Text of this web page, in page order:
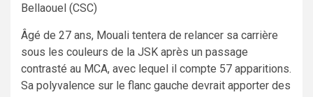
Bellaouel (CSC)
Âgé de 27 ans, Mouali tentera de relancer sa carrière
sous les couleurs de la JSK après un passage
contrasté au MCA, avec lequel il compte 57 apparitions.
Sa polyvalence sur le flanc gauche devrait apporter des